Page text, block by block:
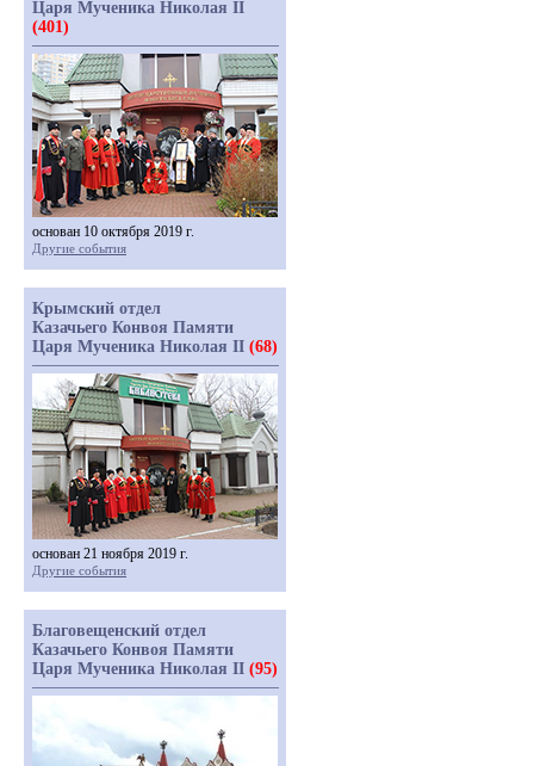
Царя Мученика Николая II
(401)
основан 10 октября 2019 г.
Другие события
Крымский отдел
Казачьего Конвоя Памяти
Царя Мученика Николая II (68)
основан 21 ноября 2019 г.
Другие события
Благовещенский отдел
Казачьего Конвоя Памяти
Царя Мученика Николая II (95)